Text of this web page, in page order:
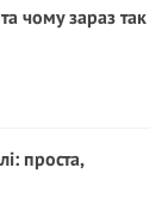
чому зараз так